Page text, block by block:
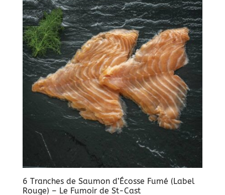
6 Tranches de Saumon d’Écosse Fumé (Label
Rouge) – Le Fumoir de St-Cast